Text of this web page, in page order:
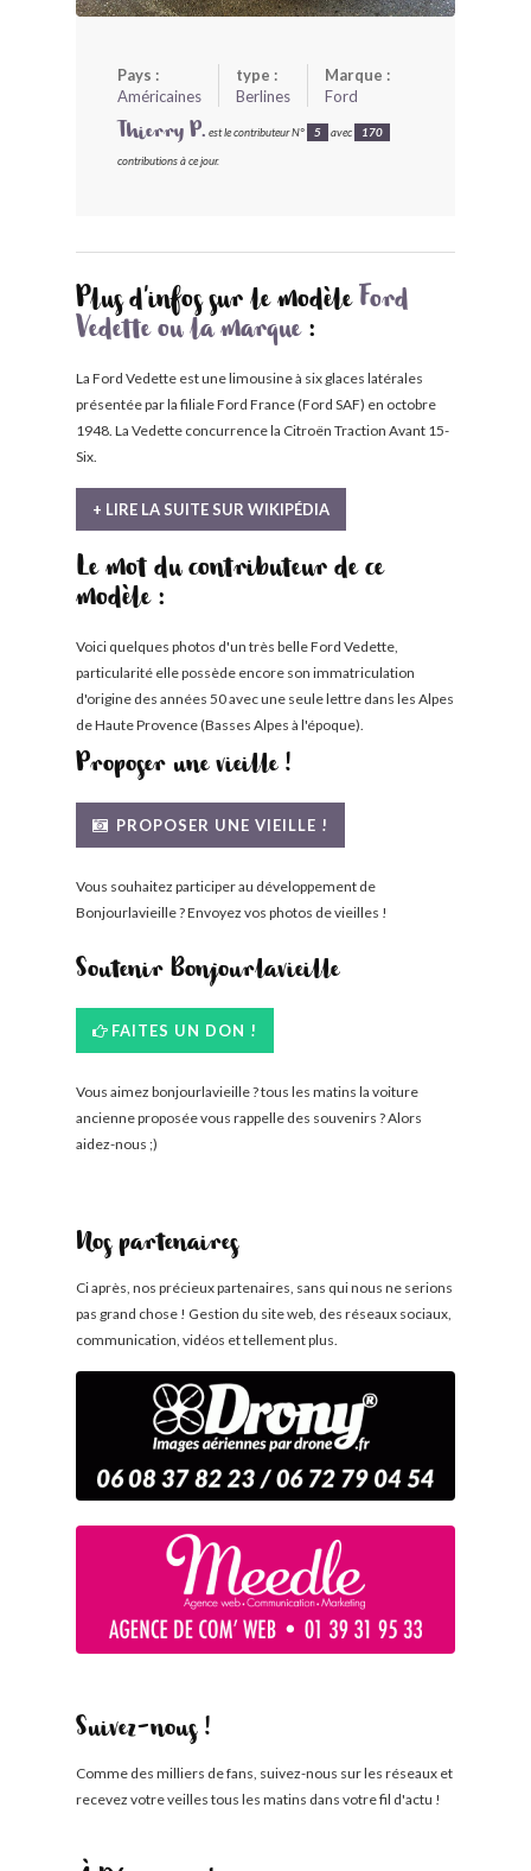
Pays :
Américaines
type :
Berlines
Marque :
Ford
Thierry P. est le contributeur N° 5 avec 170
contributions à ce jour.
Plus d'infos sur le modèle Ford
Vedette ou la marque:
La Ford Vedette est une limousine à six glaces latérales
présentée par la filiale Ford France (Ford SAF) en octobre
1948. La Vedette concurrence la Citroën Traction Avant 15-
Six.
+ LIRE LA SUITE SUR WIKIPÉDIA
Le mot du contributeur de ce
modèle :
Voici quelques photos d'un très belle Ford Vedette,
particularité elle possède encore son immatriculation
d'origine des années 50 avec une seule lettre dans les Alpes
de Haute Provence (Basses Alpes à l'époque).
Proposer une vieille !
PROPOSER UNE VIEILLE !
Vous souhaitez participer au développement de
Bonjourlavieille ? Envoyez vos photos de vieilles !
Soutenir Bonjourlavieille
FAITES UN DON !
Vous aimez bonjourlavieille ? tous les matins la voiture
ancienne proposée vous rappelle des souvenirs ? Alors
aidez-nous ;)
Nos partenaires
Ci après, nos précieux partenaires, sans qui nous ne serions
pas grand chose ! Gestion du site web, des réseaux sociaux,
communication, vidéos et tellement plus.
Suivez-nous !
Comme des milliers de fans, suivez-nous sur les réseaux et
recevez votre veilles tous les matins dans votre fil d'actu !